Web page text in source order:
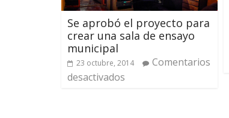
Se aprobó el proyecto para
crear una sala de ensayo
municipal
23 octubre, 2014
Comentarios
desactivados